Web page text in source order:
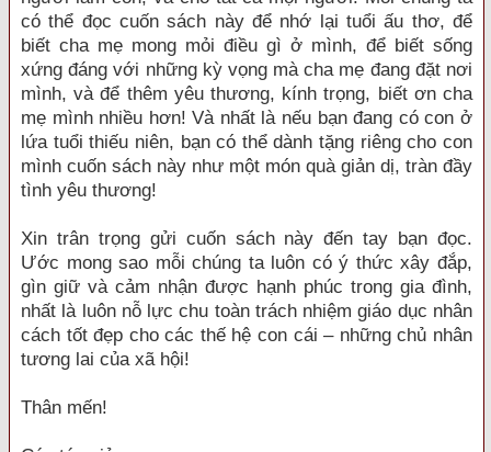
có thể đọc cuốn sách này để nhớ lại tuổi ấu thơ, để
biết cha mẹ mong mỏi điều gì ở mình, để biết sống
xứng đáng với những kỳ vọng mà cha mẹ đang đặt nơi
mình, và để thêm yêu thương, kính trọng, biết ơn cha
mẹ mình nhiều hơn! Và nhất là nếu bạn đang có con ở
lứa tuổi thiếu niên, bạn có thể dành tặng riêng cho con
mình cuốn sách này như một món quà giản dị, tràn đầy
tình yêu thương!
Xin trân trọng gửi cuốn sách này đến tay bạn đọc.
Ước mong sao mỗi chúng ta luôn có ý thức xây đắp,
gìn giữ và cảm nhận được hạnh phúc trong gia đình,
nhất là luôn nỗ lực chu toàn trách nhiệm giáo dục nhân
cách tốt đẹp cho các thế hệ con cái – những chủ nhân
tương lai của xã hội!
Thân mến!